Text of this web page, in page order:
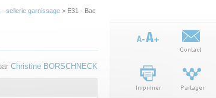
sellerie garnissage > E31 - Bac
Christine BORSCHNECK